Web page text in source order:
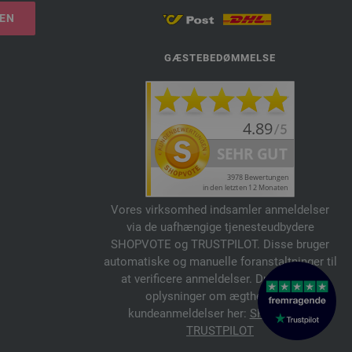
GÆSTEBEDØMMELSE
Vores virksomhed indsamler anmeldelser
via de uafhængige tjenesteudbydere
SHOPVOTE og TRUSTPILOT. Disse bruger
automatiske og manuelle foranstaltninger til
at verificere anmeldelser. Du kan finde
oplysninger om ægtheden af
kundeanmeldelser her: SHOPVOTE,
TRUSTPILOT